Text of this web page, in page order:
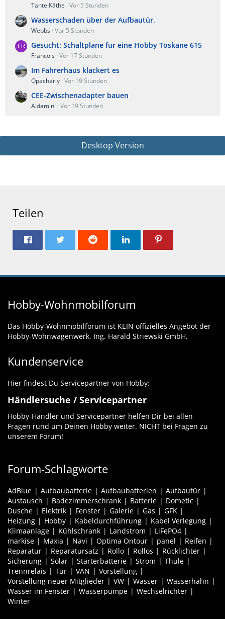
Tante Käthe Vor 5 Stunden
Wasserschaden über der Aufbautür.
Webbs Vor 5 Stunden
Gesucht: Schaltplane fur eine Hobby Toskane 615
Francois Vor 17 Stunden
Im Fahrerhaus klackert es
Opacharly Vor 19 Stunden
CEE-Zwischenadapter bauen
Aidamini Vor 19 Stunden
Desktop Version
Teilen
Hobby-Wohnmobilforum
Das Hobby-Wohnmobilforum ist KEIN offizielles Angebot der
Hobby-Wohnwagenwerk, Ing. Harald Striewski GmbH.
Kundenservice
Hier findest Du Servicepartner von Hobby:
Händlersuche / Servicepartner
Hobby-Händler und Servicepartner helfen Dir bei allen
Fragen rund um Deinen Hobby weiter. NICHT bei Fragen zu
unserem Forum!
Forum-Schlagworte
AdBlue Aufbaubatterie Aufbaubatterien
Aufbautür
Austausch
Badezimmerschrank Batterie
Dometic
Dusche
Elektrik Fenster Galerie Gas
GFK
Heizung
Hobby Kabeldurchführung
Kabel Verlegung
Klimaanlage
Kühlschrank Landstrom
LiFePO4
markise
Maxia Navi Optima Ontour panel
Reifen
Reparatur
Reparatursatz Rollo Rollos
Rücklichter
Sicherung
Solar Starterbatterie Strom
Thule
Trennrelais
Tür VAN
Vorstellung
Vorstellung neuer Mitglieder
VW Wasser
Wasserhahn
Wasser im Fenster
Wasserpumpe
Wechselrichter
Winter